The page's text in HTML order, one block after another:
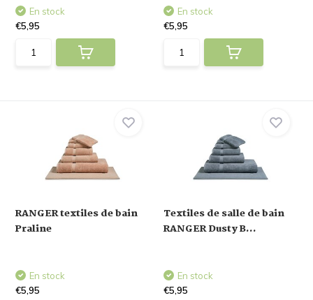
En stock
€5,95
En stock
€5,95
RANGER textiles de bain
Praline
En stock
€5,95
Textiles de salle de bain
RANGER Dusty B...
En stock
€5,95